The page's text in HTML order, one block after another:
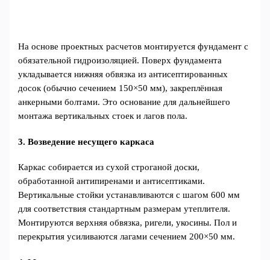
На основе проектных расчетов монтируется фундамент с
обязательной гидроизоляцией. Поверх фундамента
укладывается нижняя обвязка из антисептированных
досок (обычно сечением 150×50 мм), закреплённая
анкерными болтами. Это основание для дальнейшего
монтажа вертикальных стоек и лагов пола.
3. Возведение несущего каркаса
Каркас собирается из сухой строганой доски,
обработанной антипиренами и антисептиками.
Вертикальные стойки устанавливаются с шагом 600 мм
для соответствия стандартным размерам утеплителя.
Монтируются верхняя обвязка, ригели, укосины. Пол и
перекрытия усиливаются лагами сечением 200×50 мм.